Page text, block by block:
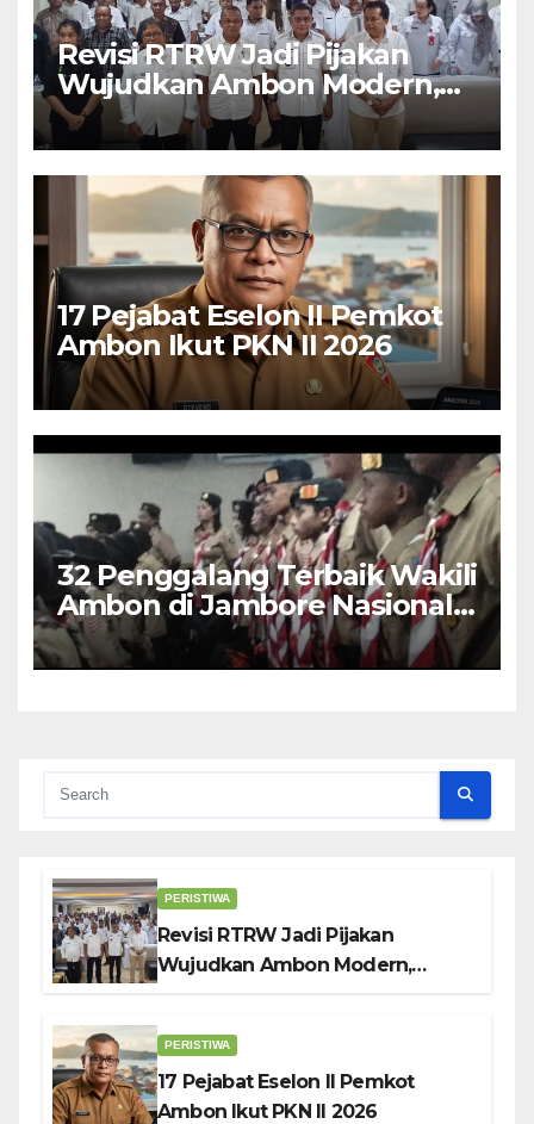
Revisi RTRW Jadi Pijakan
Wujudkan Ambon Modern,
Nyaman dan Berkelanjutan,
Kata Wali Kota Bodewin
17 Pejabat Eselon II Pemkot
Ambon Ikut PKN II 2026
32 Penggalang Terbaik Wakili
Ambon di Jambore Nasional
Pramuka ke-12, Wali Kota
Bodewin Lepas Kontingen
PERISTIWA
Revisi RTRW Jadi Pijakan
Wujudkan Ambon Modern,
PERISTIWA
17 Pejabat Eselon II Pemkot
Ambon Ikut PKN II 2026